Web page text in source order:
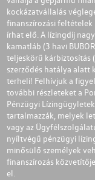
kockázatvállalás
finanszírozási
írhat elő. A lízingdíj
kamatláb (3 havi
teljeskörű kárbiztosítás
szerződés hatálya alatt
terheli! Felhívjuk a
további részleteket a
Pénzügyi
tartalmazzák, melyek
vagy az
nyíltvégű pénzügyi
minősülő személyek
finanszírozás
el.